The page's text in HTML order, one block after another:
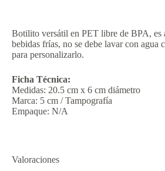
Botilito versátil en PET libre de BPA, es
bebidas frías, no se debe lavar con agua
para personalizarlo.
Ficha Técnica:
Medidas: 20.5 cm x 6 cm diámetro
Marca: 5 cm / Tampografía
Empaque: N/A
Valoraciones